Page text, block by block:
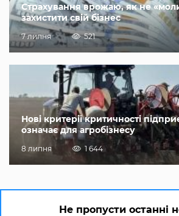
Страхування врожаю, як не
захистити свій бізнес
7 липня 521
Нові критерії критичності
означає для агробізнесу
8 липня 1 644
Не пропусти останні